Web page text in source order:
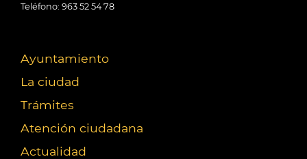
Teléfono: 963 52 54 78
Ayuntamiento
La ciudad
Trámites
Atención ciudadana
Actualidad